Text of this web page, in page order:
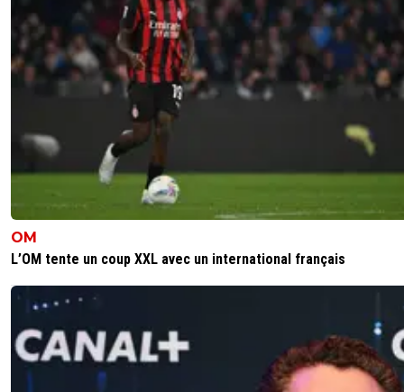
OM
L’OM tente un coup XXL avec un international français